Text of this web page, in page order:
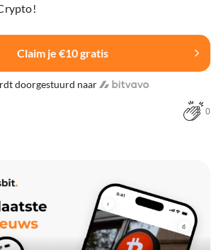
Claim je €10 gratis
doorgestuurd naar
0